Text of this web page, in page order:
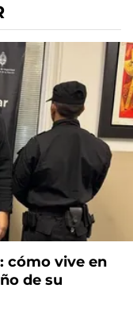
cómo vive en
de su